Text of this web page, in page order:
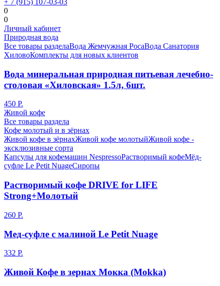
+ 7 (915) 107-03-03
0
0
Личный кабинет
Природная вода
Все товары разделаВода Жемчужная РосаВода Санатория
ХиловоКомплекты для новых клиентов
Вода минеральная природная питьевая лечебно-
столовая «Хиловская» 1.5л, 6шт.
450 Р.
Живой кофе
Все товары раздела
Кофе молотый и в зёрнах
Живой кофе в зёрнахЖивой кофе молотыйЖивой кофе -
эксклюзивные сорта
Капсулы для кофемашин NespressoРастворимый кофеМёд-
суфле Le Petit NuageСиропы
Растворимый кофе DRIVE for LIFE
Strong+Молотый
260 Р.
Мед-суфле с малиной Le Petit Nuage
332 Р.
Живой Кофе в зернах Мокка (Mokka)